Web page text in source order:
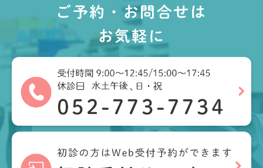
ご予約・お問合せは
お気軽に